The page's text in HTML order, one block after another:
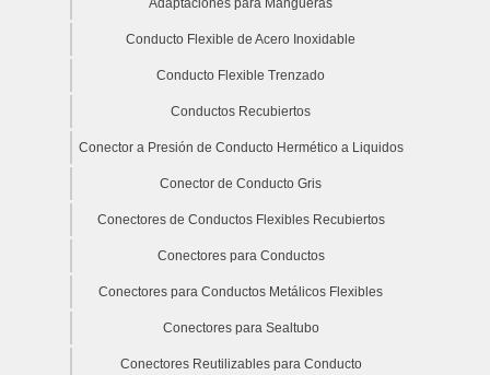
Conducto Flexible de Acero Inoxidable
Conducto Flexible Trenzado
Conductos Recubiertos
Conector a Presión de Conducto Hermético a Liquidos
Conector de Conducto Gris
Conectores de Conductos Flexibles Recubiertos
Conectores para Conductos
Conectores para Conductos Metálicos Flexibles
Conectores para Sealtubo
Conectores Reutilizables para Conducto